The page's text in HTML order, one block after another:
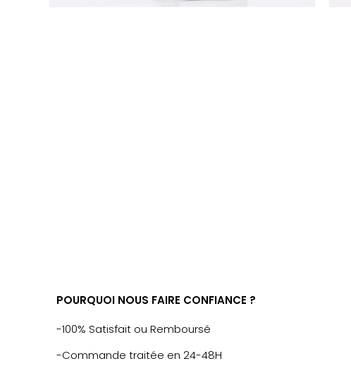
POURQUOI NOUS FAIRE CONFIANCE ?
-100% Satisfait ou Remboursé
-Commande traitée en 24-48H